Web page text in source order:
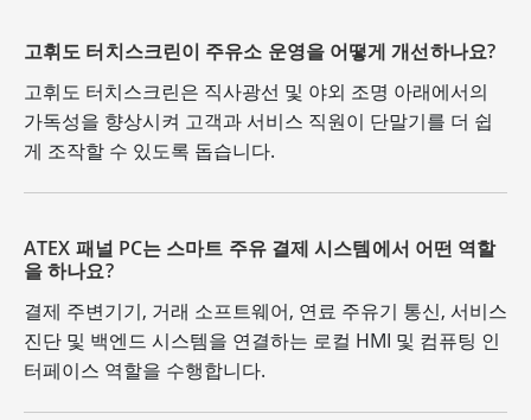
고휘도 터치스크린이 주유소 운영을 어떻게 개선하나요?
고휘도 터치스크린은 직사광선 및 야외 조명 아래에서의
가독성을 향상시켜 고객과 서비스 직원이 단말기를 더 쉽
게 조작할 수 있도록 돕습니다.
ATEX 패널 PC는 스마트 주유 결제 시스템에서 어떤 역할
을 하나요?
결제 주변기기, 거래 소프트웨어, 연료 주유기 통신, 서비스
진단 및 백엔드 시스템을 연결하는 로컬 HMI 및 컴퓨팅 인
터페이스 역할을 수행합니다.